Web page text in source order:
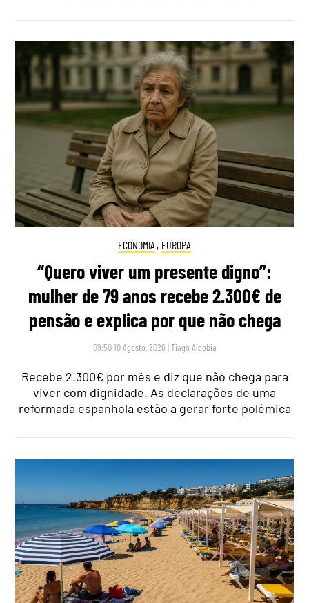
ECONOMIA , EUROPA
“Quero viver um presente digno”:
mulher de 79 anos recebe 2.300€ de
pensão e explica por que não chega
09:50 10 Agosto, 2026 |Tiago Alcobia
Recebe 2.300€ por mês e diz que não chega para
viver com dignidade. As declarações de uma
reformada espanhola estão a gerar forte polémica